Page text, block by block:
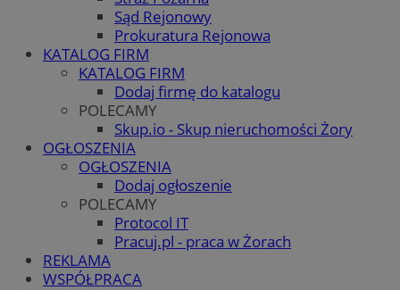
Sąd Rejonowy
Prokuratura Rejonowa
KATALOG FIRM
KATALOG FIRM
Dodaj firmę do katalogu
POLECAMY
Skup.io - Skup nieruchomości Żory
OGŁOSZENIA
OGŁOSZENIA
Dodaj ogłoszenie
POLECAMY
Protocol IT
Pracuj.pl - praca w Żorach
REKLAMA
WSPÓŁPRACA